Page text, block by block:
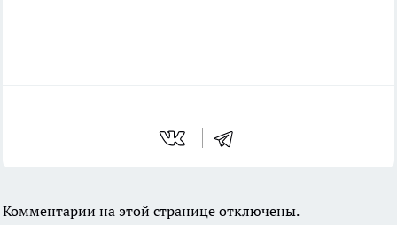
Комментарии на этой странице отключены.